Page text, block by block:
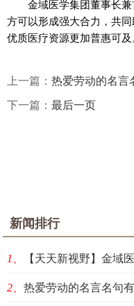
金域医学集团董事长
方可以形成强大合力，共
优质医疗资源更加普惠可及
上一篇： 热爱劳动的名言
下一篇： 最后一页
新闻排行
1、 【天天新视野】金域
2、 热爱劳动的名言名句